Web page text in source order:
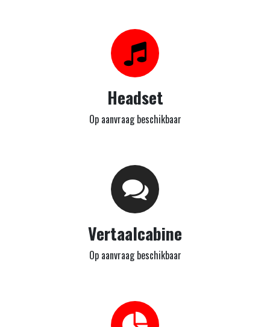
Headset
Op aanvraag beschikbaar
Vertaalcabine
Op aanvraag beschikbaar